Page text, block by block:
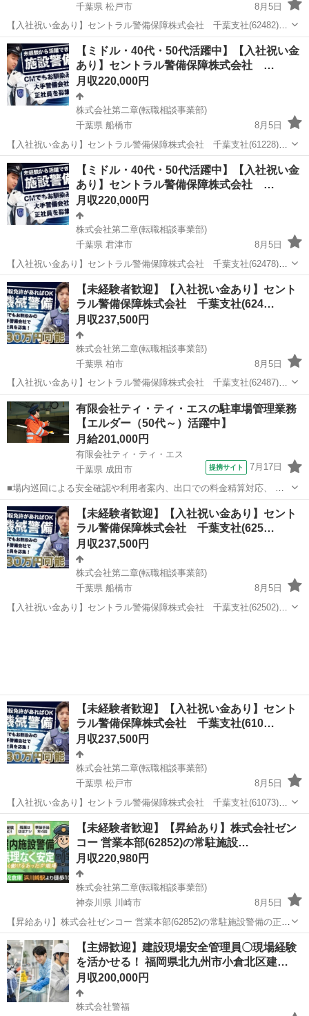
千葉県 松戸市
8月5日
【入社祝い金あり】セントラル警備保障株式会社 千葉支社(62482)の
機械警備の正社員 - 松戸駅 【応募先企業名】株式会社第二章(転職相談
事業部) 【雇用形態】正社員【人材紹介】 【職種】警備員・警備関連
【応募資格】 ...
千葉 松戸市 警備員 未経験
【ミドル・40代・50代活躍中】【入社祝い金
あり】セントラル警備保障株式会社 …
月収220,000円
株式会社第二章(転職相談事業部)
千葉県 船橋市
8月5日
【入社祝い金あり】セントラル警備保障株式会社 千葉支社(61228)の
常駐施設警備の正社員 - 船橋駅 【応募先企業名】株式会社第二章(転職
相談事業部) 【雇用形態】正社員【人材紹介】 【職種】警備員・警備
関連 【応募資格...
千葉 船橋市 警備員 業務
【ミドル・40代・50代活躍中】【入社祝い金
あり】セントラル警備保障株式会社 …
月収220,000円
株式会社第二章(転職相談事業部)
千葉県 君津市
8月5日
【入社祝い金あり】セントラル警備保障株式会社 千葉支社(62478)の
常駐施設警備の正社員 - 下郡駅 【応募先企業名】株式会社第二章(転職
相談事業部) 【雇用形態】正社員【人材紹介】 【職種】警備員・警備
関連 【応募資格...
千葉 君津市 警備員 業務
【未経験者歓迎】【入社祝い金あり】セント
ラル警備保障株式会社 千葉支社(624…
月収237,500円
株式会社第二章(転職相談事業部)
千葉県 柏市
8月5日
【入社祝い金あり】セントラル警備保障株式会社 千葉支社(62487)の
機械警備の正社員 - 柏の葉キャンパス駅 【応募先企業名】株式会社第
二章(転職相談事業部) 【雇用形態】正社員【人材紹介】 【職種】警備
員・警備関連 【...
千葉 柏市 警備員
有限会社ティ・ティ・エスの駐車場管理業務
【エルダー（50代～）活躍中】
月給201,000円
有限会社ティ・ティ・エス
千葉県 成田市
提携サイト 7月17日
■場内巡回による安全確認や利用者案内、出口での料金精算対応、 混
雑時の車両誘導を行います。あわせて精算機・発券機の点検、 釣銭補
充、現金回収など設備の維持管理も担当していただきます。 駐車場の
円滑で安全な運営を支えるお仕事で...
千葉 成田市 警備員
【未経験者歓迎】【入社祝い金あり】セント
ラル警備保障株式会社 千葉支社(625…
月収237,500円
株式会社第二章(転職相談事業部)
千葉県 船橋市
8月5日
【入社祝い金あり】セントラル警備保障株式会社 千葉支社(62502)の
【未経験者歓迎】【入社祝い金あり】セント
ラル警備保障株式会社 千葉支社(610…
月収237,500円
株式会社第二章(転職相談事業部)
千葉県 松戸市
8月5日
【入社祝い金あり】セントラル警備保障株式会社 千葉支社(61073)の
機械警備の正社員 - みのり台駅 【応募先企業名】株式会社第二章(転職
相談事業部) 【雇用形態】正社員【人材紹介】 【職種】警備員・警備
関連 【応募資格...
千葉 松戸市 警備員 業務
【未経験者歓迎】【昇給あり】株式会社ゼン
コー 営業本部(62852)の常駐施設…
月収220,980円
株式会社第二章(転職相談事業部)
神奈川県 川崎市
8月5日
【昇給あり】株式会社ゼンコー 営業本部(62852)の常駐施設警備の正社
員 - 川崎駅 【応募先企業名】株式会社第二章(転職相談事業部) 【雇用
形態】正社員【人材紹介】 【職種】警備員・警備関連 【応募資格】
・年齢要件:...
神奈川 川崎市 警備員
【主婦歓迎】建設現場安全管理員〇現場経験
を活かせる！ 福岡県北九州市小倉北区建…
月収200,000円
株式会社警福